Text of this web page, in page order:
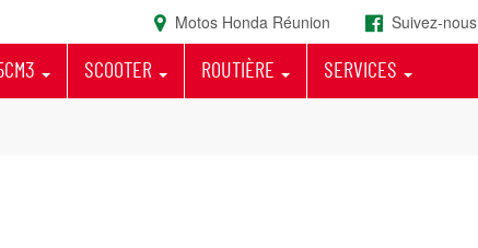
Motos Honda Réunion Suivez-nous
SCOOTER ROUTIÈRE SERVICES